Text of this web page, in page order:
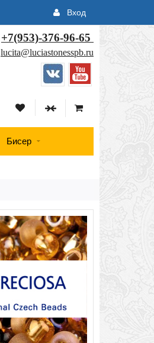
Вход
+7(953)-376-96-65
lucita@luciastonesspb.ru
Бисер